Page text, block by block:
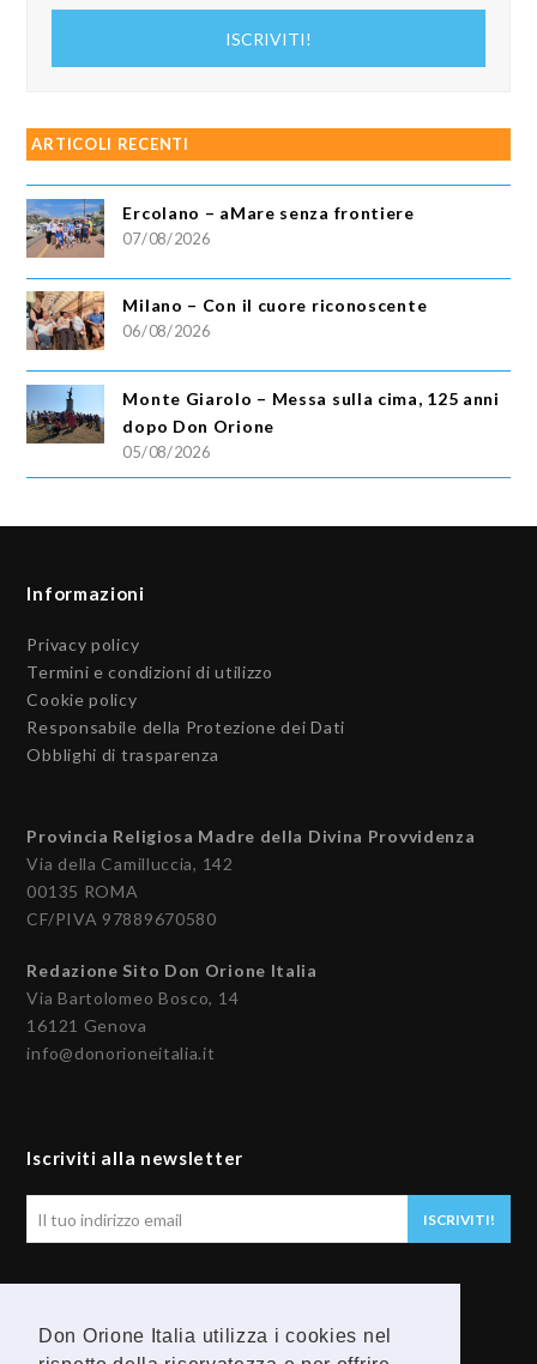
Don Orione Italia utilizza i cookies nel
ISCRIVITI!
ARTICOLI RECENTI
Ercolano – aMare senza frontiere
07/08/2026
Milano – Con il cuore riconoscente
06/08/2026
Monte Giarolo – Messa sulla cima, 125 anni
dopo Don Orione
05/08/2026
Informazioni
Privacy policy
Termini e condizioni di utilizzo
Cookie policy
Responsabile della Protezione dei Dati
Obblighi di trasparenza
Provincia Religiosa Madre della Divina Provvidenza
Via della Camilluccia, 142
00135 ROMA
CF/PIVA 97889670580
Redazione Sito Don Orione Italia
Via Bartolomeo Bosco, 14
16121 Genova
info@donorioneitalia.it
Iscriviti alla newsletter
tuo
ISCRIVITI!